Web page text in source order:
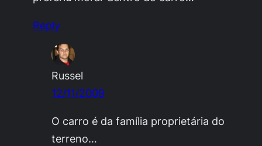
Reply
Russel
12/11/2009
O carro é da família proprietária do
terreno…